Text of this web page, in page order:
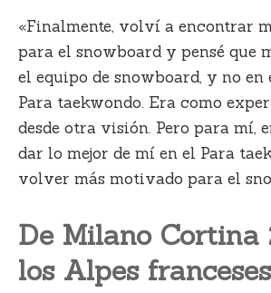
«Finalmente, volví a encontrar
para el snowboard y pensé que
el equipo de snowboard, y no en
Para taekwondo. Era como
desde otra visión. Pero para mí,
dar lo mejor de mí en el Para
volver más motivado para el
De Milano Cortina
los Alpes